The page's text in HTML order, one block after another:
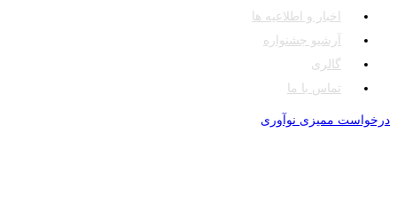
اخبار و اطلاعیه ها
آرشیو جشنواره
گالری
تماس با ما
درخواست ممیزی نوآوری